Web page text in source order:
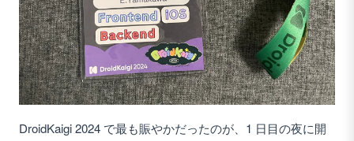
DroidKaigi 2024 で最も賑やかだったのが、1 日目の夜に開